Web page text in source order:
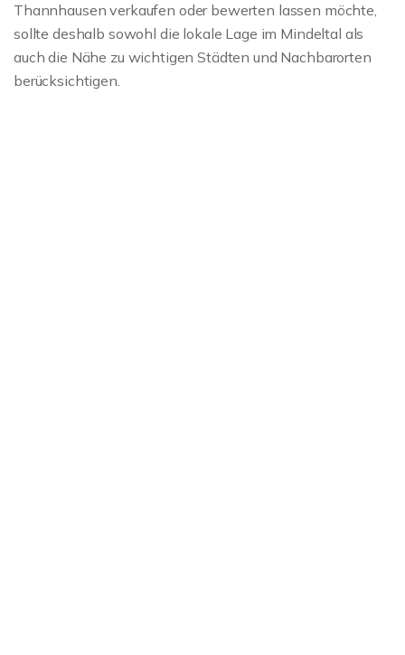
Thannhausen verkaufen oder bewerten lassen möchte,
sollte deshalb sowohl die lokale Lage im Mindeltal als
auch die Nähe zu wichtigen Städten und Nachbarorten
berücksichtigen.